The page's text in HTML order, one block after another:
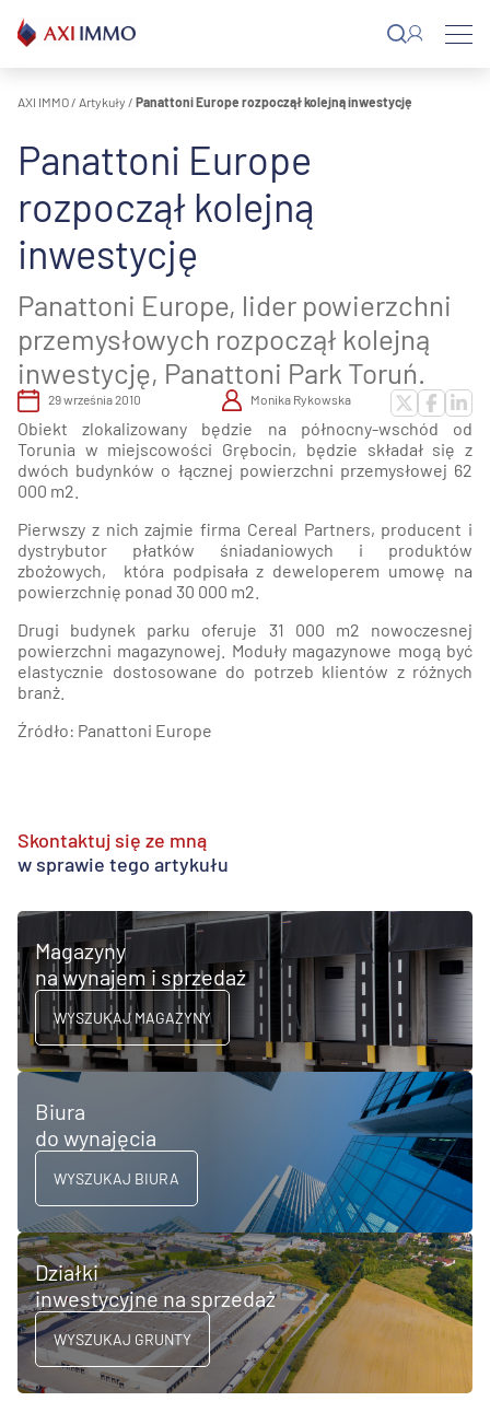
do
treści
AXI IMMO / Artykuły / Panattoni Europe rozpoczął kolejną inwestycję
Panattoni Europe
rozpoczął kolejną
inwestycję
Panattoni Europe, lider powierzchni
przemysłowych rozpoczął kolejną
inwestycję, Panattoni Park Toruń.
29 września 2010 Monika Rykowska
Obiekt zlokalizowany będzie na północny-wschód od
Torunia w miejscowości Grębocin, będzie składał się z
dwóch budynków o łącznej powierzchni przemysłowej 62
000 m2.
Pierwszy z nich zajmie firma Cereal Partners, producent i
dystrybutor płatków śniadaniowych i produktów
zbożowych, która podpisała z deweloperem umowę na
powierzchnię ponad 30 000 m2.
Drugi budynek parku oferuje 31 000 m2 nowoczesnej
powierzchni magazynowej. Moduły magazynowe mogą być
elastycznie dostosowane do potrzeb klientów z różnych
branż.
Źródło: Panattoni Europe
Skontaktuj się ze mną
w sprawie tego artykułu
Magazyny
na wynajem i sprzedaż
WYSZUKAJ MAGAZYNY
Biura
do wynajęcia
WYSZUKAJ BIURA
Działki
inwestycyjne na sprzedaż
WYSZUKAJ GRUNTY